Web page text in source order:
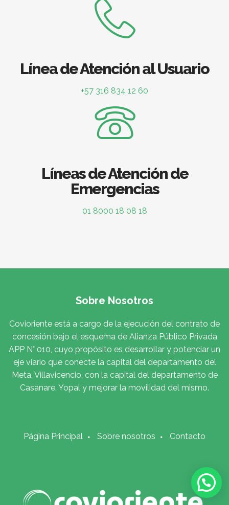
Línea de Atención al Usuario
+57 316 834 12 60
Líneas de Atención de
Emergencias
01 8000 18 08 18
Sobre Nosotros
Covioriente está a cargo de la ejecución del contrato de
concesión bajo el esquema de Alianza Público Privada
APP N° 010, cuyo propósito es desarrollar y potenciar un
eje viario que conecte la capital del departamento del
Meta, Villavicencio, con la capital del departamento de
Casanare, Yopal y mejorar la movilidad del mismo.
Página Principal Sobre nosotros Contacto